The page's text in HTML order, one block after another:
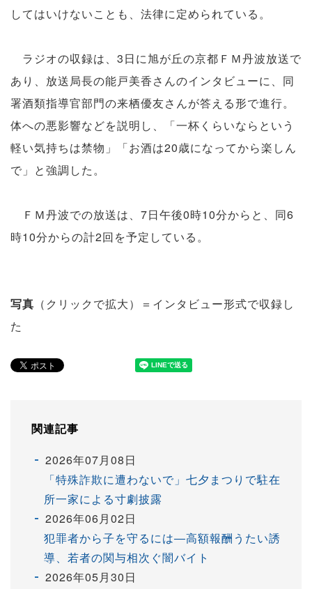
してはいけないことも、法律に定められている。
ラジオの収録は、3日に旭が丘の京都ＦＭ丹波放送で
あり、放送局長の能戸美香さんのインタビューに、同
署酒類指導官部門の来栖優友さんが答える形で進行。
体への悪影響などを説明し、「一杯くらいならという
軽い気持ちは禁物」「お酒は20歳になってから楽しん
で」と強調した。
ＦＭ丹波での放送は、7日午後0時10分からと、同6
時10分からの計2回を予定している。
写真 （クリックで拡大）＝インタビュー形式で収録し
た
関連記事
2026年07月08日
「特殊詐欺に遭わないで」七夕まつりで駐在
所一家による寸劇披露
2026年06月02日
犯罪者から子を守るには―高額報酬うたい誘
導、若者の関与相次ぐ闇バイト
2026年05月30日